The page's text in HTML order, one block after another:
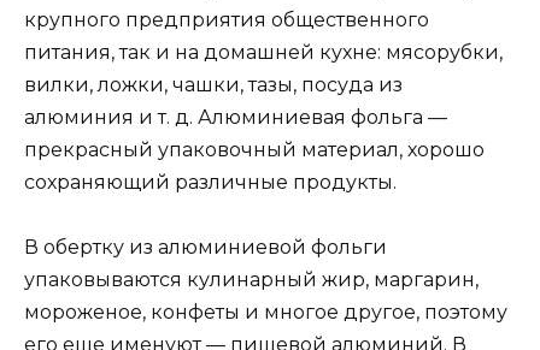
крупного предприятия общественного
питания, так и на домашней кухне: мясорубки,
вилки, ложки, чашки, тазы, посуда из
алюминия и т. д. Алюминиевая фольга —
прекрасный упаковочный материал, хорошо
сохраняющий различные продукты.
В обертку из алюминиевой фольги
упаковываются кулинарный жир, маргарин,
мороженое, конфеты и многое другое, поэтому
его еще именуют — пищевой алюминий. В